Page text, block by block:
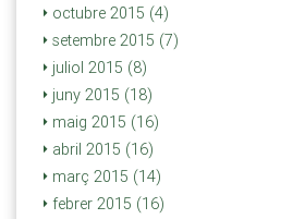
octubre 2015 (4)
setembre 2015 (7)
juliol 2015 (8)
juny 2015 (18)
maig 2015 (16)
abril 2015 (16)
març 2015 (14)
febrer 2015 (16)